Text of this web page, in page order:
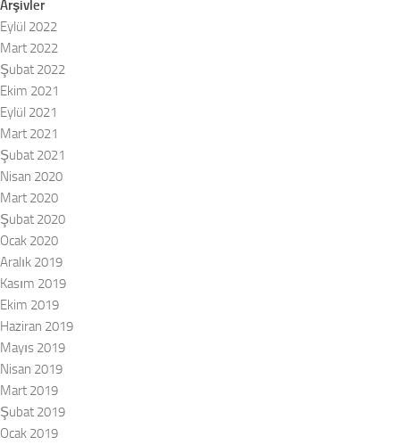
Arşivler
Eylül 2022
Mart 2022
Şubat 2022
Ekim 2021
Eylül 2021
Mart 2021
Şubat 2021
Nisan 2020
Mart 2020
Şubat 2020
Ocak 2020
Aralık 2019
Kasım 2019
Ekim 2019
Haziran 2019
Mayıs 2019
Nisan 2019
Mart 2019
Şubat 2019
Ocak 2019